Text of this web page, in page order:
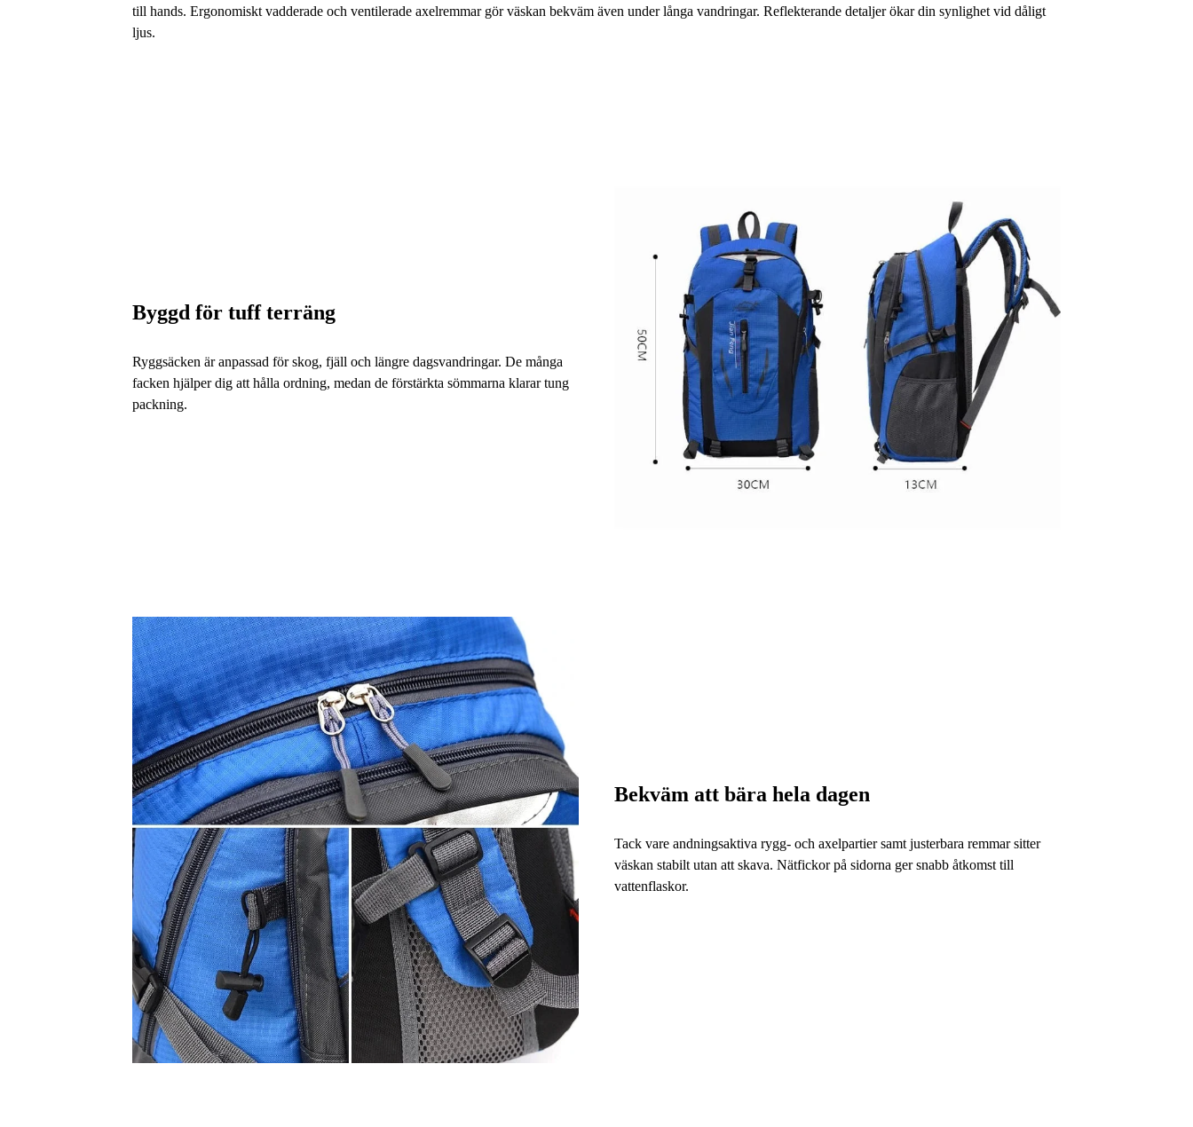
till hands. Ergonomiskt vadderade och ventilerade axelremmar gör väskan bekväm även under långa vandringar. Reflekterande detaljer ökar din synlighet vid dåligt
ljus.
Byggd för tuff terräng
Ryggsäcken är anpassad för skog, fjäll och längre dagsvandringar. De många
facken hjälper dig att hålla ordning, medan de förstärkta sömmarna klarar tung
packning.
Bekväm att bära hela dagen
Tack vare andningsaktiva rygg- och axelpartier samt justerbara remmar sitter
väskan stabilt utan att skava. Nätfickor på sidorna ger snabb åtkomst till
vattenflaskor.